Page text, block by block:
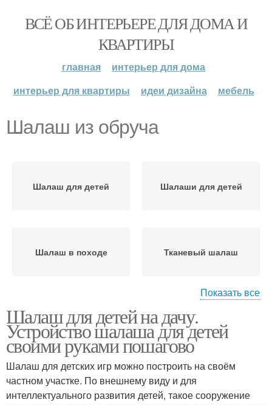
ВСЁ ОБ ИНТЕРЬЕРЕ ДЛЯ ДОМА И
КВАРТИРЫ
главная
интерьер для дома
интерьер для квартиры
идеи дизайна мебель
Шалаш из обруча
Шалаш для детей Шалаши для детей
Шалаш в походе Тканевый шалаш
Шалаш из веток Шалаш из труб
Шалаш для ребенка Компактные шалаши
Показать все
Шалаш для детей на дачу.
Устройство шалаша для детей
своими руками пошагово
Шалаш для детских игр можно построить на своём
частном участке. По внешнему виду и для
интеллектуального развития детей, такое сооружение